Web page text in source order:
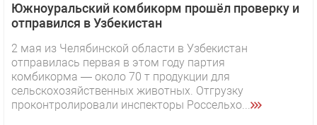
Южноуральский комбикорм прошёл проверку и
отправился в Узбекистан
2 мая из Челябинской области в Узбекистан
отправилась первая в этом году партия
комбикорма — около 70 т продукции для
сельскохозяйственных животных. Отгрузку
проконтролировали инспекторы Россельхо...